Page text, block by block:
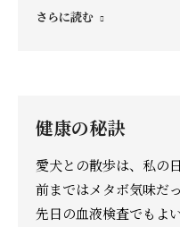
さらに読む
健康の秘訣
愛犬との散歩は、私の
前まではメタボ気味だ
先日の血液検査でもよ